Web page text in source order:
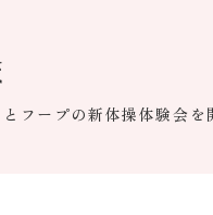
フープの新体操体験会を